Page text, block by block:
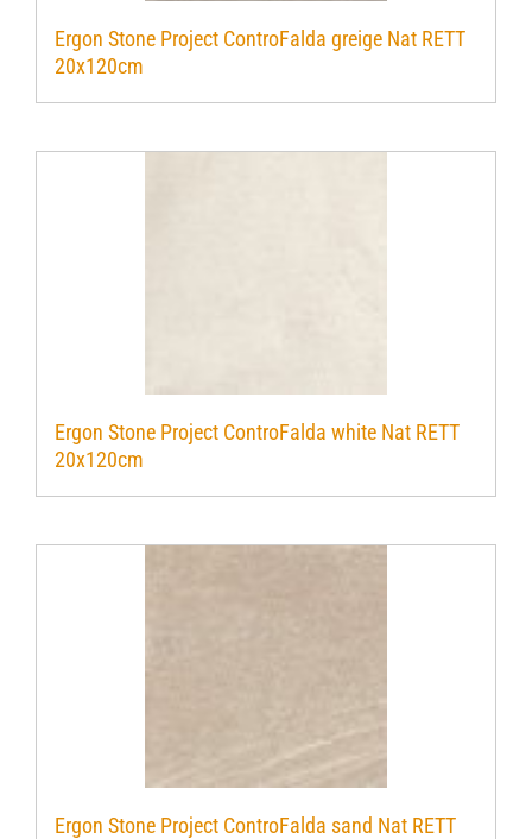
Ergon Stone Project ControFalda greige Nat RETT
20x120cm
Ergon Stone Project ControFalda white Nat RETT
20x120cm
Ergon Stone Project ControFalda sand Nat RETT